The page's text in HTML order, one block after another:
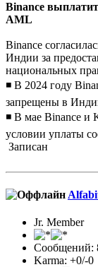
Binance
AML
Binance
Индии за
национальных
◾️ В 2024 году
запрещены в
◾️ В мае Binance и
условии уплаты
Записан
Jr. Member
Сообщений:
Karma: +0/-0